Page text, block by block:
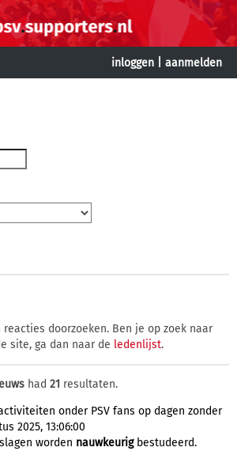
inloggen aanmelden
doorzoeken. Ben je op zoek naar
site, ga dan naar de ledenlijst.
had 21 resultaten.
onder PSV fans op dagen zonder
2025, 13:06:00
worden nauwkeurigbestudeerd.